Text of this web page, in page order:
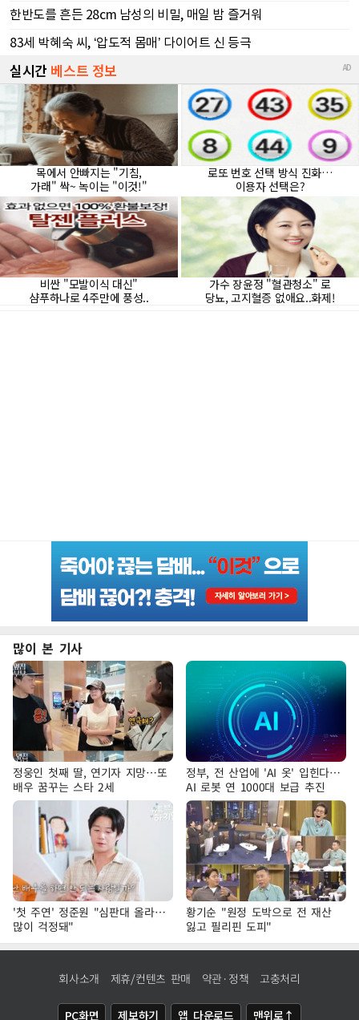
많이 본 기사
정웅인 첫째 딸, 연기자 지망…또
배우 꿈꾸는 스타 2세
정부, 전 산업에 'AI 옷' 입힌다…
AI 로봇 연 1000대 보급 추진
'첫 주연' 정준원 "심판대 올라…
많이 걱정돼"
황기순 "원정 도박으로 전 재산
잃고 필리핀 도피"
회사소개 제휴/컨텐츠 판매 약관·정책 고충처리
PC화면 제보하기 앱 다운로드 맨위로↑